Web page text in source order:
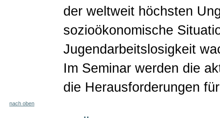
der weltweit höchsten
sozioökonomische
Jugendarbeitslosigkeit
Im Seminar werden die
die Herausforderungen
nach oben